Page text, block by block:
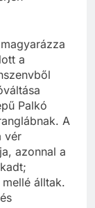
a
Palkó
A
vér
azonnal a
álltak.